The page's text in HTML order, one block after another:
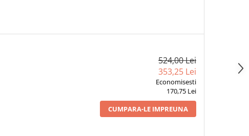
524,00 Lei
353,25 Lei
Economisesti
170,75 Lei
CUMPARA-LE IMPREUNA